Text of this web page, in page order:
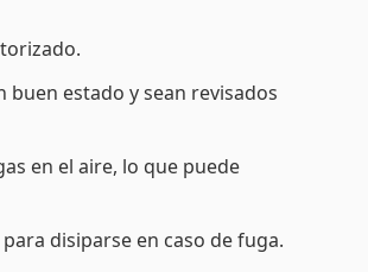
estado y sean revisados
en el aire, lo que puede
disiparse en caso de fuga.